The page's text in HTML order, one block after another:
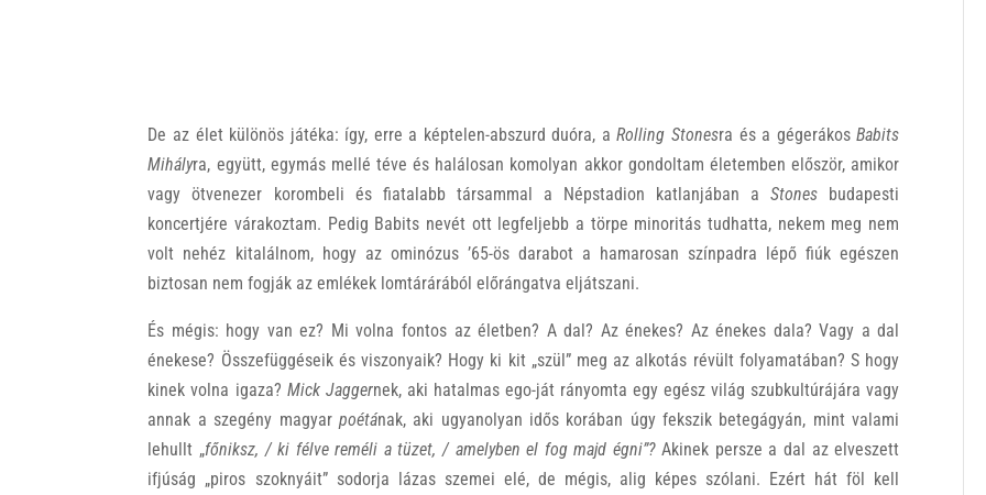
De az élet különös játéka: így, erre a képtelen-abszurd duóra, aRolling Stonesra és a gégerákosBabits
Mihályra, együtt, egymás mellé téve és halálosan komolyan akkor gondoltam életemben először, amikor
vagy ötvenezer korombeli és fiatalabb társammal a Népstadion katlanjában aStones budapesti
koncertjére várakoztam. Pedig Babits nevét ott legfeljebb a törpe minoritás tudhatta, nekem meg nem
volt nehéz kitalálnom, hogy az ominózus ’65-ös darabot a hamarosan színpadra lépő fiúk egészen
biztosan nem fogják az emlékek lomtárárából előrángatva eljátszani.
És mégis: hogy van ez? Mi volna fontos az életben? A dal? Az énekes? Az énekes dala? Vagy a dal
énekese? Összefüggéseik és viszonyaik? Hogy ki kit „szül” meg az alkotás révült folyamatában? S hogy
kinek volna igaza? Mick Jaggernek, aki hatalmas ego-ját rányomta egy egész világ szubkultúrájára vagy
annak a szegény magyar poétának, aki ugyanolyan idős korában úgy fekszik betegágyán, mint valami
lehullt „főniksz, / ki félve reméli a tüzet, / amelyben el fog majd égni”?Akinek persze a dal az elveszett
ifjúság „piros szoknyáit” sodorja lázas szemei elé, de mégis, alig képes szólani. Ezért hát föl kell